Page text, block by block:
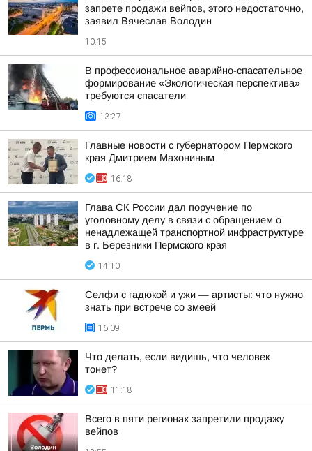
запрете продажи вейпов, этого недостаточно,
заявил Вячеслав Володин
10:15
В профессиональное аварийно-спасательное
формирование «Экологическая перспектива»
требуются спасатели
13:27
Главные новости с губернатором Пермского
края Дмитрием Махониным
16:18
Глава СК России дал поручение по
уголовному делу в связи с обращением о
ненадлежащей транспортной инфраструктуре
в г. Березники Пермского края
14:10
Селфи с гадюкой и ужи — артисты: что нужно
знать при встрече со змеей
16:09
Что делать, если видишь, что человек
тонет?
11:18
Всего в пяти регионах запретили продажу
вейпов